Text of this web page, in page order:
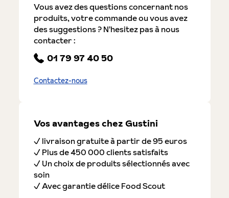
Vous avez des questions concernant nos
produits, votre commande ou vous avez
des suggestions ? N'hesitez pas à nous
contacter :
01 79 97 40 50
Contactez-nous
Vos avantages chez Gustini
✓ livraison gratuite à partir de 95 euros
✓ Plus de 450 000 clients satisfaits
✓ Un choix de produits sélectionnés avec
soin
✓ Avec garantie délice Food Scout